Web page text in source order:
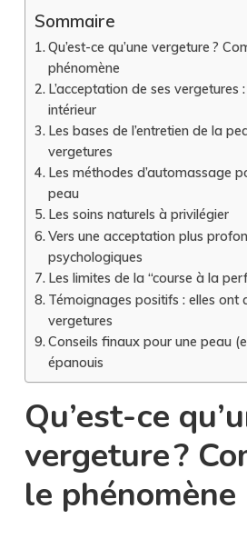
Sommaire
Qu’est-ce qu’une vergeture ?
phénomène
L’acceptation de ses vergetures
intérieur
Les bases de l’entretien de la
vergetures
Les méthodes d’automassage
peau
Les soins naturels à privilégier
Vers une acceptation plus
psychologiques
Les limites de la “course à la
Témoignages positifs : elles ont
vergetures
Conseils finaux pour une peau
épanouis
Qu’est-ce
vergeture ?
le phénomène